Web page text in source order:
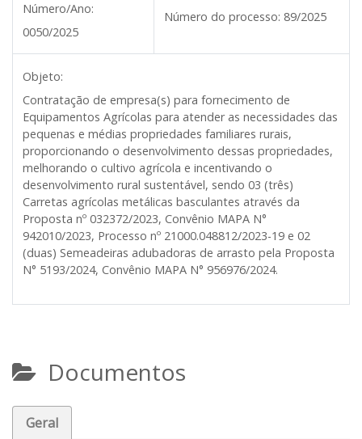
Número/Ano:
0050/2025
Número do processo: 89/2025
Objeto:
Contratação de empresa(s) para fornecimento de
Equipamentos Agrícolas para atender as necessidades das
pequenas e médias propriedades familiares rurais,
proporcionando o desenvolvimento dessas propriedades,
melhorando o cultivo agrícola e incentivando o
desenvolvimento rural sustentável, sendo 03 (três)
Carretas agrícolas metálicas basculantes através da
Proposta nº 032372/2023, Convênio MAPA N°
942010/2023, Processo nº 21000.048812/2023-19 e 02
(duas) Semeadeiras adubadoras de arrasto pela Proposta
N° 5193/2024, Convênio MAPA N° 956976/2024.
Documentos
Geral